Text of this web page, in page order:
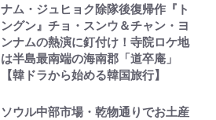
ナム・ジュヒョク除隊後復帰作『ト
ングン』チョ・スンウ＆チャン・ヨ
ンナムの熱演に釘付け！寺院ロケ地
は半島最南端の海南郡「道卒庵」
【韓ドラから始める韓国旅行】
ソウル中部市場・乾物通りでお土産